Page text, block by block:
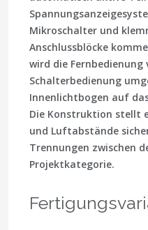
Mikroschalter und
Anschlussblöcke
wird die
Schalterbedienung
Innenlichtbogen auf
Die Konstruktion stellt
und Luftabstände
Trennungen zwischen
Projektkategorie.